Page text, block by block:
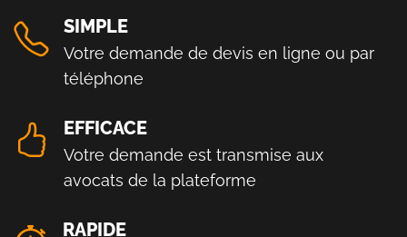
SIMPLE
Votre demande de devis en ligne ou par
téléphone
EFFICACE
Votre demande est transmise aux
avocats de la plateforme
RAPIDE